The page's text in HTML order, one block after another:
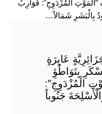
عَابِرَةٍ
بِتَوَاطُؤِ
الْمُزْدَوِجِ”:
جَنُوباً